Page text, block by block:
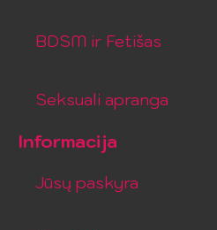
BDSM ir Fetišas
Seksuali apranga
Informacija
Jūsų paskyra